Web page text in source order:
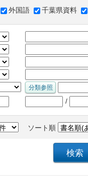
外国語 千葉県資料
/
ソート順